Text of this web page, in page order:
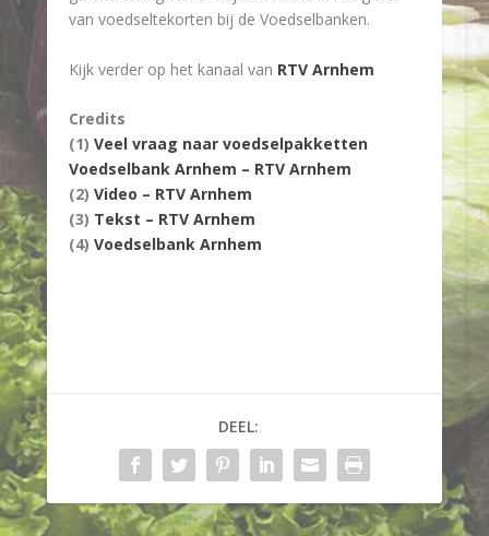
van voedseltekorten bij de Voedselbanken.
Kijk verder op het kanaal van RTV Arnhem
Credits
(1) Veel vraag naar voedselpakketten
Voedselbank Arnhem – RTV Arnhem
(2) Video – RTV Arnhem
(3) Tekst – RTV Arnhem
(4) Voedselbank Arnhem
DEEL: